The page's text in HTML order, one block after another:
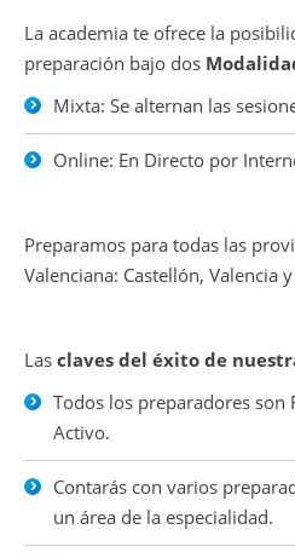
La academia te ofrece la
preparación bajo dos
Mixta: Se alternan las
Online: En Directo por
Preparamos para todas las
Valenciana: Castellón, Valencia
Las claves del éxito de
Todos los preparadores son
Activo.
Contarás con varios
un área de la especialidad.